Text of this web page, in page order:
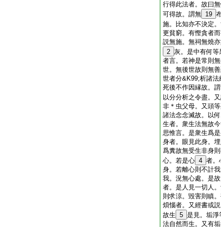
行得此法者。故曰
可得故。謂無 19
施。比知亦不決定
更貧窮。有慳貪者
説無施。無祠無燒
2 灰。是中有何
者言。若神是常則
世。無後世故則無
世者分&K99;析諸
死後不作因縁故。
以分分析之令盡。
非＊虫父母。又頭
諸法念念滅故。以
生者。衆生法無故
思惟言。是衆生爲
身者。眼見此身。
爲糞故無受生非身
心。若是心 4 者。
身。若離心則不計
我。況無心處。是
者。是人見一切人
則求涼。毀害則瞋
煩惱者。又經書或
故生 5 是見。垢淨
法自然而生。又有